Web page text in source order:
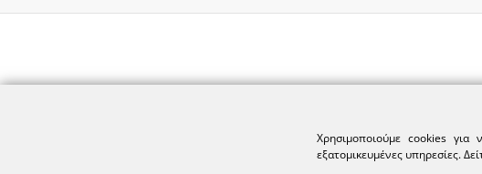
Χρησιμοποιούμε cookies
εξατομικευμένες υπηρεσίες.